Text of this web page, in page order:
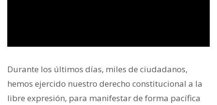
Durante los últimos días, miles de ciudadanos,
hemos ejercido nuestro derecho constitucional a la
libre expresión, para manifestar de forma pacífica